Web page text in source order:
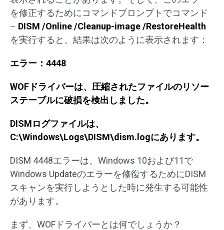
を修正するためにコマンドプロンプトでコマンド
– DISM /Online /Cleanup-image /RestoreHealth
を実行すると、結果は次のように表示されます：
エラー： 4448
WOF ドライバーは、圧縮されたファイルのリソー
ステーブルに破損を検出しました。
DISMログファイルは、
C:\Windows\Logs\DISM\dism.logにあります。
DISM 4448エラーは、Windows 10および11で
Windows Updateのエラーを修復するためにDISM
スキャンを実行しようとした時に発生する可能性
があります。
まず、WOFドライバーとは何でしょうか？